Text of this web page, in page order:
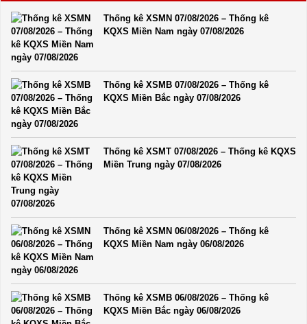
Thống kê XSMN 07/08/2026 – Thống kê
KQXS Miền Nam ngày 07/08/2026
Thống kê XSMB 07/08/2026 – Thống kê
KQXS Miền Bắc ngày 07/08/2026
Thống kê XSMT 07/08/2026 – Thống kê KQXS
Miền Trung ngày 07/08/2026
Thống kê XSMN 06/08/2026 – Thống kê
KQXS Miền Nam ngày 06/08/2026
Thống kê XSMB 06/08/2026 – Thống kê
KQXS Miền Bắc ngày 06/08/2026